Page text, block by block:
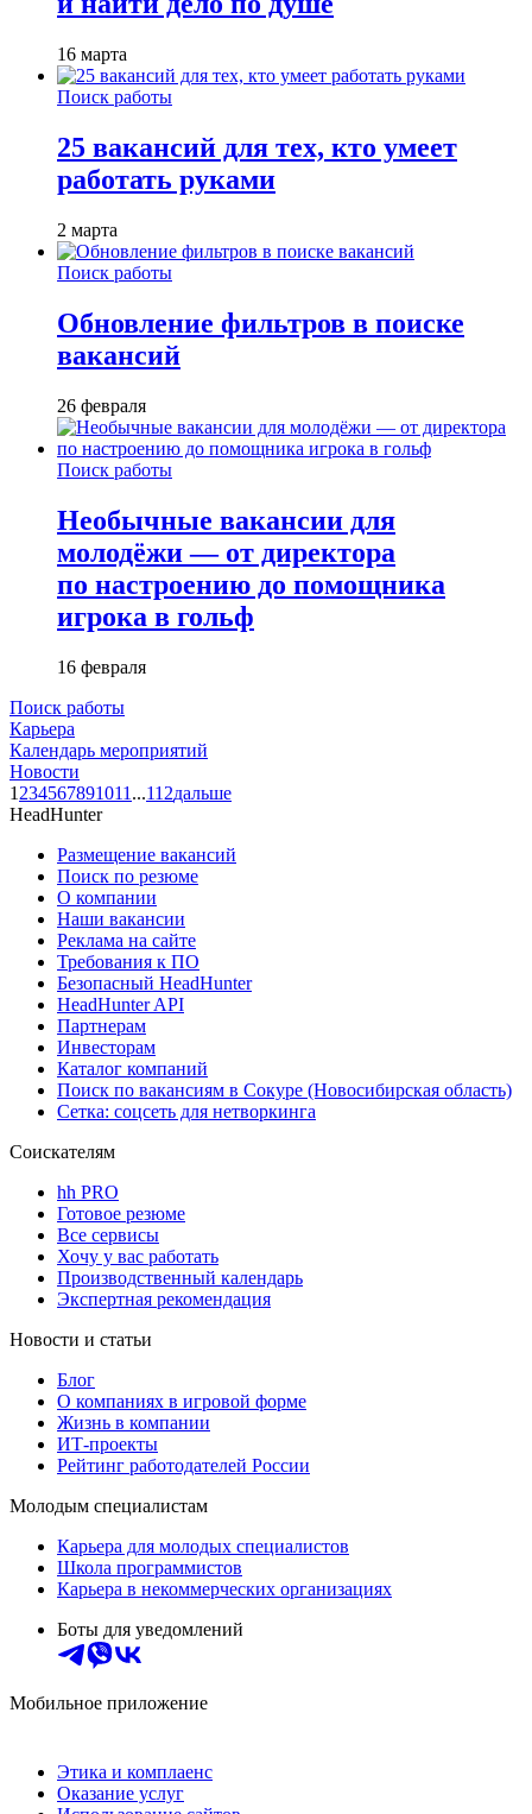
16 марта
Поиск работы
25 вакансий для тех, кто умеет
работать руками
2 марта
Поиск работы
Обновление фильтров в поиске
вакансий
26 февраля
Поиск работы
Необычные вакансии для
молодёжи — от директора
по настроению до помощника
игрока в гольф
16 февраля
Поиск работы
Карьера
Календарь мероприятий
Новости
1 234567891011 ...112дальше
HeadHunter
Размещение вакансий
Поиск по резюме
О компании
Наши вакансии
Реклама на сайте
Требования к ПО
Безопасный HeadHunter
HeadHunter API
Партнерам
Инвесторам
Каталог компаний
Поиск по вакансиям в Сокуре (Новосибирская область)
Сетка: соцсеть для нетворкинга
Соискателям
hh PRO
Готовое резюме
Все сервисы
Хочу у вас работать
Производственный календарь
Экспертная рекомендация
Новости и статьи
Блог
О компаниях в игровой форме
Жизнь в компании
ИТ-проекты
Рейтинг работодателей России
Молодым специалистам
Карьера для молодых специалистов
Школа программистов
Карьера в некоммерческих организациях
Боты для уведомлений
Мобильное приложение
Этика и комплаенс
Оказание услуг